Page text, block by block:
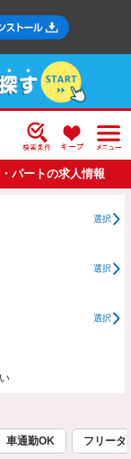
パートの求人情報
選択
選択
選択
車通勤OK フリータ